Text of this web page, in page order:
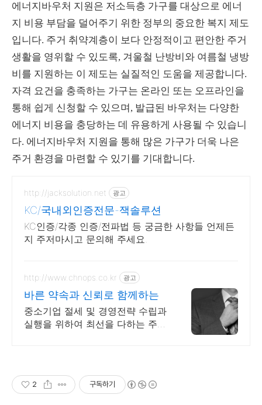
에너지바우처 지원은 저소득층 가구를 대상으로 에너
지 비용 부담을 덜어주기 위한 정부의 중요한 복지 제도
입니다. 주거 취약계층이 보다 안정적이고 편안한 주거
생활을 영위할 수 있도록, 겨울철 난방비와 여름철 냉방
비를 지원하는 이 제도는 실질적인 도움을 제공합니다.
자격 요건을 충족하는 가구는 온라인 또는 오프라인을
통해 쉽게 신청할 수 있으며, 발급된 바우처는 다양한
에너지 비용을 충당하는 데 유용하게 사용될 수 있습니
다. 에너지바우처 지원을 통해 많은 가구가 더욱 나은
주거 환경을 마련할 수 있기를 기대합니다.
http://jacksolution.net 광고
KC/국내외인증전문-잭솔루션
KC인증/각종 인증/전파법 등 궁금한 사항들 언제든
지 주저마시고 문의해 주세요.
http://www.chnops.co.kr 광고
바른 약속과 신뢰로 함께하는
중소기업 절세 및 경영전략 수립과
실행을 위하여 최선을 다하는 주식
2 구독하기